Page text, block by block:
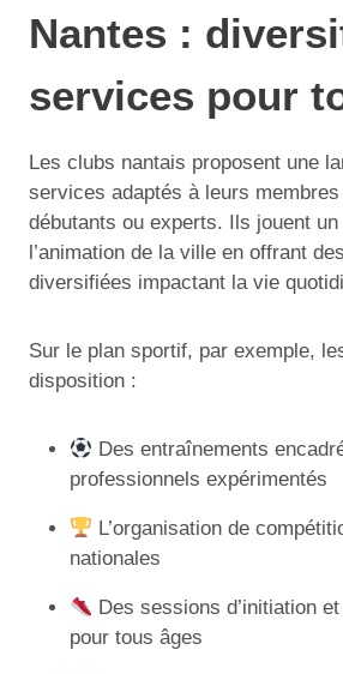
Nantes :
services pour
Les clubs nantais proposent une
services adaptés à leurs membres
débutants ou experts. Ils jouent
l’animation de la ville en offrant
diversifiées impactant la vie
Sur le plan sportif, par exemple,
disposition :
Des entraînements
professionnels expérimentés
L’organisation de
nationales
Des sessions d’initiation
pour tous âges